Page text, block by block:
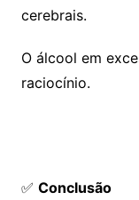
cerebrais.
O álcool em
raciocínio.
✅ Conclusão